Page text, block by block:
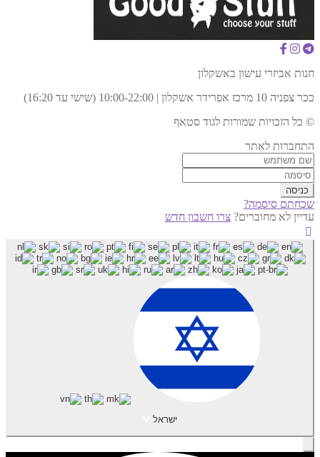
חנות אביזרי עישון באשקלון
ככר צפניה 10 מרכז אפרידר אשקלון | 10:00-22:00 (שישי עד 16:20)
© כל הזכויות שמורות לגוד סטאף
התחברות לאתר
שכחתם סיסמה?
עדיין לא מחוברים? צרו חשבון חדש
ישראל